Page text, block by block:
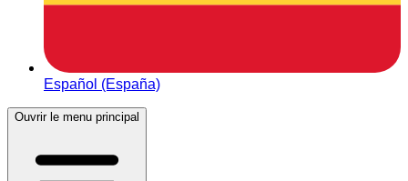
Español (España)
Ouvrir le menu principal